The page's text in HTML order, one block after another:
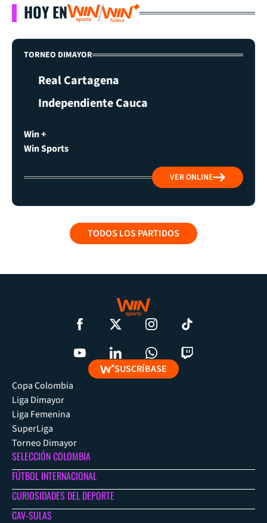
HOY EN
TORNEO DIMAYOR
Real Cartagena
Independiente Cauca
Win +
Win Sports
VER ONLINE
TODOS LOS PARTIDOS
SUSCRÍBASE
Copa Colombia
Liga Dimayor
Liga Femenina
SuperLiga
Torneo Dimayor
SELECCIÓN COLOMBIA
FÚTBOL INTERNACIONAL
CURIOSIDADES DEL DEPORTE
CAV-SULAS